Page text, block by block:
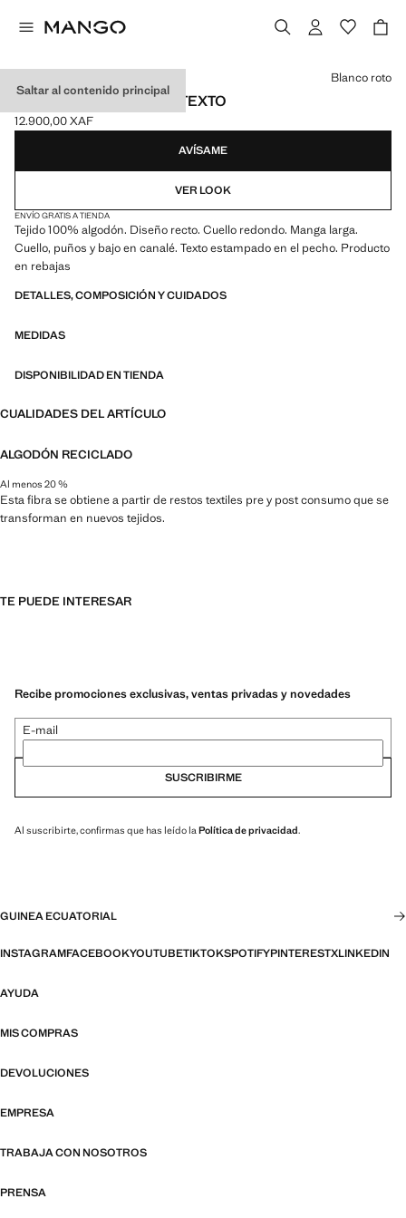
Saltar al contenido principal
SUDADERA ALGODÓN TEXTO
Precio actual [12.900,00 XAF ]
12.900,00 XAF
Selecciona un color
Blanco roto
AVÍSAME
VER LOOK
ENVÍO GRATIS A TIENDA
Tejido 100% algodón. Diseño recto. Cuello redondo. Manga larga.
Cuello, puños y bajo en canalé. Texto estampado en el pecho. Producto
en rebajas
DETALLES, COMPOSICIÓN Y CUIDADOS
MEDIDAS
DISPONIBILIDAD EN TIENDA
CUALIDADES DEL ARTÍCULO
ALGODÓN RECICLADO
Al menos 20 %
Esta fibra se obtiene a partir de restos textiles pre y post consumo que se
transforman en nuevos tejidos.
TE PUEDE INTERESAR
Recibe promociones exclusivas, ventas privadas y novedades
E-mail
SUSCRIBIRME
Al suscribirte, confirmas que has leído laPolítica de privacidad.
GUINEA ECUATORIAL
INSTAGRAMFACEBOOKYOUTUBETIKTOKSPOTIFYPINTERESTXLINKEDIN
AYUDA
MIS COMPRAS
DEVOLUCIONES
EMPRESA
TRABAJA CON NOSOTROS
PRENSA